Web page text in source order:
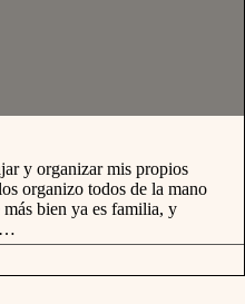
y organizar mis propios
organizo todos de la mano
bien ya es familia, y